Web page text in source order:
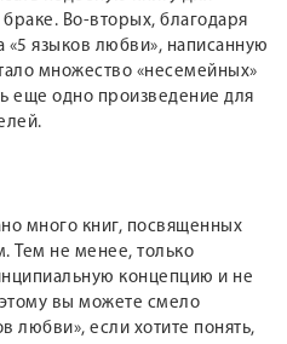
Во-вторых, благодаря
«5 языков любви», написанную
множество «несемейных»
еще одно произведение для
много книг, посвященных
Тем не менее, только
концепцию и не
вы можете смело
любви», если хотите понять,